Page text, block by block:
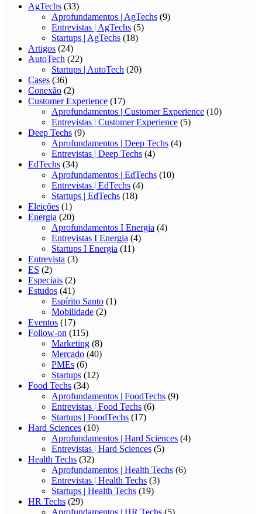
AgTechs (33)
Aprofundamentos | AgTechs (9)
Entrevistas | AgTechs (5)
Startups | AgTechs (18)
Artigos (24)
AutoTech (22)
Startups | AutoTech (20)
Cases (36)
Conexão (2)
Customer Experience (17)
Aprofundamentos | Customer Experience (10)
Entrevistas | Customer Experience (5)
Deep Techs (9)
Aprofundamentos | Deep Techs (4)
Entrevistas | Deep Techs (4)
EdTechs (34)
Aprofundamentos | EdTechs (10)
Entrevistas | EdTechs (4)
Startups | EdTechs (18)
Eleições (1)
Energia (20)
Aprofundamentos I Energia (4)
Entrevistas I Energia (4)
Startups I Energia (11)
Entrevista (3)
ES (2)
Especiais (2)
Estudos (41)
Espírito Santo (1)
Mobilidade (2)
Eventos (17)
Follow-on (115)
Marketing (8)
Mercado (40)
PMEs (6)
Startups (12)
Food Techs (34)
Aprofundamentos | FoodTechs (9)
Entrevistas | Food Techs (6)
Startups | FoodTechs (17)
Hard Sciences (10)
Aprofundamentos | Hard Sciences (4)
Entrevistas | Hard Sciences (5)
Health Techs (32)
Aprofundamentos | Health Techs (6)
Entrevistas | Health Techs (3)
Startups | Health Techs (19)
HR Techs (29)
Aprofundamentos | HR Techs (5)